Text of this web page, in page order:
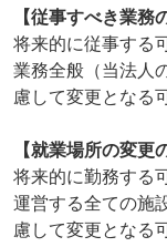
【従事すべき業務
将来的に従事する
業務全般（当法人
慮して変更となる
【就業場所の変更
将来的に勤務する
運営する全ての施
慮して変更となる